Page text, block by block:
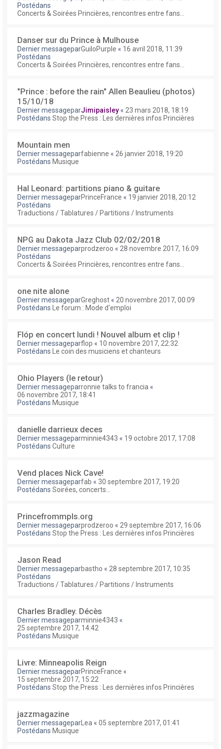
Postédans
Concerts & Soirées Princières, rencontres entre fans...
Danser sur du Prince à Mulhouse
Dernier messageparGuiloPurple « 16 avril 2018, 11:39
Postédans
Concerts & Soirées Princières, rencontres entre fans...
"Prince : before the rain" Allen Beaulieu (photos)
15/10/18
Dernier messageparJimipaisley « 23 mars 2018, 18:19
Postédans Stop the Press : Les dernières infos Princières
Mountain men
Dernier messageparfabienne « 26 janvier 2018, 19:20
Postédans Musique
Hal Leonard: partitions piano & guitare
Dernier messageparPrinceFrance « 19 janvier 2018, 20:12
Postédans
Traductions / Tablatures / Partitions / Instruments
NPG au Dakota Jazz Club 02/02/2018
Dernier messageparprodzeroo « 28 novembre 2017, 16:09
Postédans
Concerts & Soirées Princières, rencontres entre fans...
one nite alone
Dernier messageparGreghost « 20 novembre 2017, 00:09
Postédans
Le forum : Mode d'emploi
Flóp en concert lundi ! Nouvel album et clip !
Dernier messageparflop « 10 novembre 2017, 22:32
Postédans
Le coin des musiciens et chanteurs
Ohio Players (le retour)
Dernier messageparronnie talks to francia «
06 novembre 2017, 18:41
Postédans Musique
danielle darrieux deces
Dernier messageparminnie4343 « 19 octobre 2017, 17:08
Postédans Culture
Vend places Nick Cave!
Dernier messageparfab « 30 septembre 2017, 19:20
Postédans Soirées, concerts...
Princefrommpls.org
Dernier messageparprodzeroo « 29 septembre 2017, 16:06
Postédans Stop the Press : Les dernières infos Princières
Jason Read
Dernier messageparbastho « 28 septembre 2017, 10:35
Postédans
Traductions / Tablatures / Partitions / Instruments
Charles Bradley. Décès
Dernier messageparminnie4343 «
25 septembre 2017, 14:42
Postédans Musique
Livre: Minneapolis Reign
Dernier messageparPrinceFrance «
15 septembre 2017, 15:22
Postédans Stop the Press : Les dernières infos Princières
jazzmagazine
Dernier messagepar Lea « 05 septembre 2017, 01:41
Postédans Musique